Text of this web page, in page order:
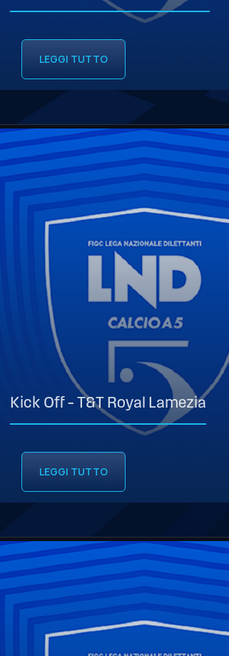
LEGGI TUTTO
Kick Off – T&T Royal Lamezia
LEGGI TUTTO